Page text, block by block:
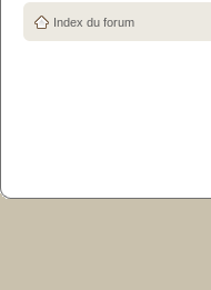
Index du forum